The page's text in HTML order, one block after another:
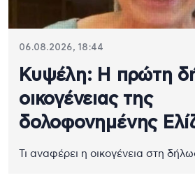
06.08.2026, 18:44
Κυψέλη: Η πρώτη
οικογένειας της
δολοφονημένης
Τι αναφέρει η οικογένεια στη